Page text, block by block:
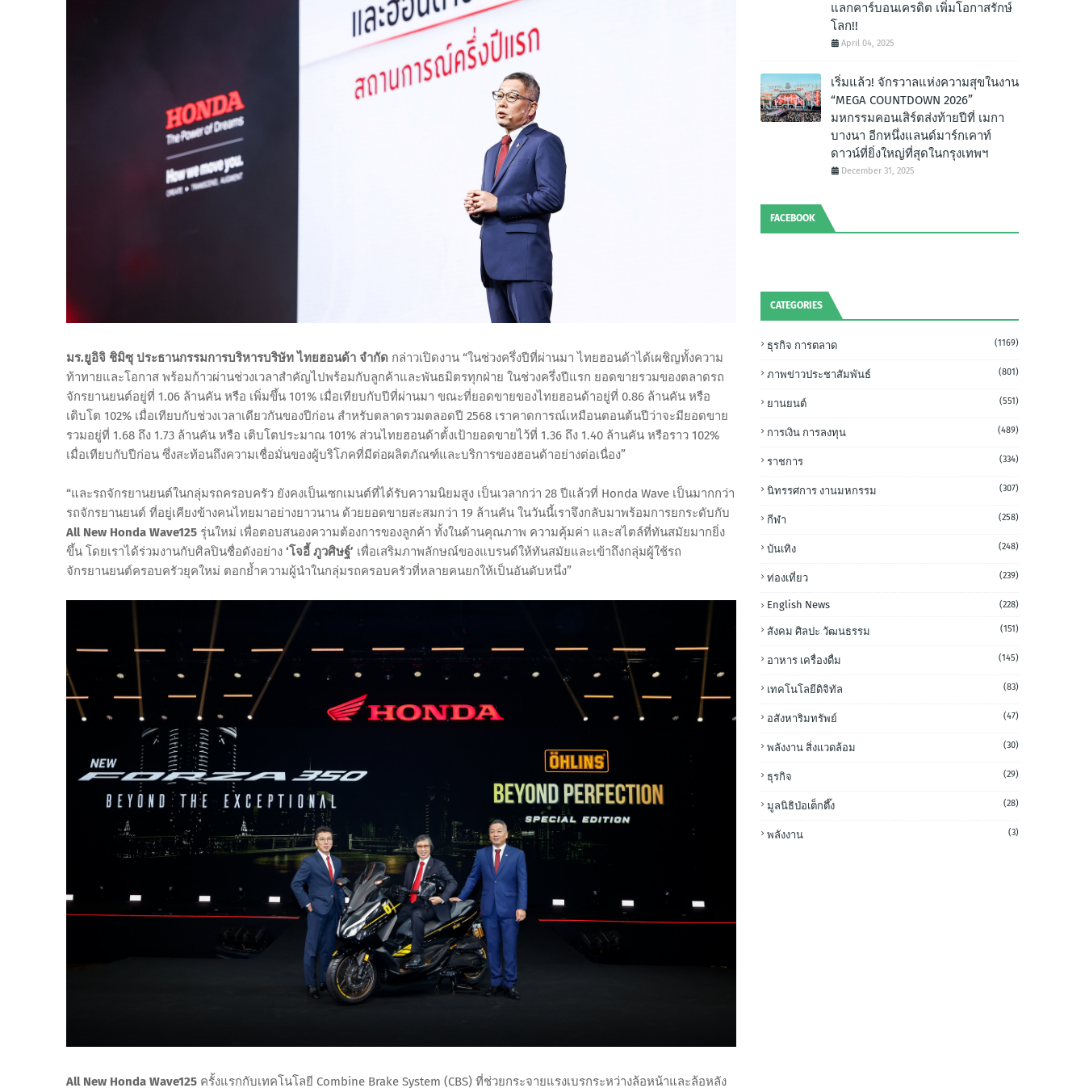
มร.ยูอิจิ ชิมิซุ ประธานกรรมการบริหารบริษัท ไทยฮอนด้า จำกัด กล่าวเปิดงาน “ในช่วงครึ่งปีที่ผ่านมา ไทยฮอนด้าได้เผชิญทั้งความ
ท้าทายและโอกาส พร้อมก้าวผ่านช่วงเวลาสำคัญไปพร้อมกับลูกค้าและพันธมิตรทุกฝ่าย ในช่วงครึ่งปีแรก ยอดขายรวมของตลาดรถ
จักรยานยนต์อยู่ที่ 1.06 ล้านคัน หรือ เพิ่มขึ้น 101% เมื่อเทียบกับปีที่ผ่านมา ขณะที่ยอดขายของไทยฮอนด้าอยู่ที่ 0.86 ล้านคัน หรือ
เติบโต 102% เมื่อเทียบกับช่วงเวลาเดียวกันของปีก่อน สำหรับตลาดรวมตลอดปี 2568 เราคาดการณ์เหมือนตอนต้นปีว่าจะมียอดขาย
รวมอยู่ที่ 1.68 ถึง 1.73 ล้านคัน หรือ เติบโตประมาณ 101% ส่วนไทยฮอนด้าตั้งเป้ายอดขายไว้ที่ 1.36 ถึง 1.40 ล้านคัน หรือราว 102%
เมื่อเทียบกับปีก่อน ซึ่งสะท้อนถึงความเชื่อมั่นของผู้บริโภคที่มีต่อผลิตภัณฑ์และบริการของฮอนด้าอย่างต่อเนื่อง”
“และรถจักรยานยนต์ในกลุ่มรถครอบครัว ยังคงเป็นเซกเมนต์ที่ได้รับความนิยมสูง เป็นเวลากว่า 28 ปีแล้วที่ Honda Wave เป็นมากกว่า
รถจักรยานยนต์ ที่อยู่เคียงข้างคนไทยมาอย่างยาวนาน ด้วยยอดขายสะสมกว่า 19 ล้านคัน ในวันนี้เราจึงกลับมาพร้อมการยกระดับกับ
All New Honda Wave125 รุ่นใหม่ เพื่อตอบสนองความต้องการของลูกค้า ทั้งในด้านคุณภาพ ความคุ้มค่า และสไตล์ที่ทันสมัยมากยิ่ง
ขึ้น โดยเราได้ร่วมงานกับศิลปินชื่อดังอย่าง ‘โจอี้ ภูวศิษฐ์’ เพื่อเสริมภาพลักษณ์ของแบรนด์ให้ทันสมัยและเข้าถึงกลุ่มผู้ใช้รถ
จักรยานยนต์ครอบครัวยุคใหม่ ตอกย้ำความผู้นำในกลุ่มรถครอบครัวที่หลายคนยกให้เป็นอันดับหนึ่ง”
All New Honda Wave125 ครั้งแรกกับเทคโนโลยี Combine Brake System (CBS) ที่ช่วยกระจายแรงเบรกระหว่างล้อหน้าและล้อหลัง
แลกคาร์บอนเครดิต เพิ่มโอกาสรักษ์
โลก!!
April 04, 2025
เริ่มแล้ว! จักรวาลแห่งความสุขในงาน
“MEGA COUNTDOWN 2026”
มหกรรมคอนเสิร์ตส่งท้ายปีที่ เมกา
บางนา อีกหนึ่งแลนด์มาร์กเคาท์
ดาวน์ที่ยิ่งใหญ่ที่สุดในกรุงเทพฯ
December 31, 2025
FACEBOOK
CATEGORIES
ธุรกิจ การตลาด (1169)
ภาพข่าวประชาสัมพันธ์ (801)
ยานยนต์ (551)
การเงิน การลงทุน (489)
ราชการ (334)
นิทรรศการ งานมหกรรม (307)
กีฬา (258)
บันเทิง (248)
ท่องเที่ยว (239)
English News (228)
สังคม ศิลปะ วัฒนธรรม (151)
อาหาร เครื่องดื่ม (145)
เทคโนโลยีดิจิทัล (83)
อสังหาริมทรัพย์ (47)
พลังงาน สิ่งแวดล้อม (30)
ธุรกิจ (29)
มูลนิธิป่อเต็กตึ๊ง (28)
พลังงาน (3)